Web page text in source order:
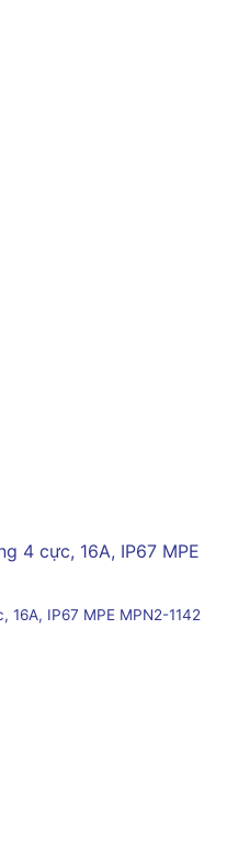
IP67 MPE MPN2-1142